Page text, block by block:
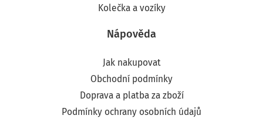
Kolečka a vozíky
Nápověda
Jak nakupovat
Obchodní podmínky
Doprava a platba za zboží
Podmínky ochrany osobních údajů